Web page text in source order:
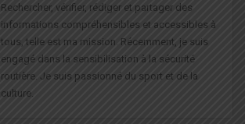
Rechercher, vérifier, rédiger et partager des
informations compréhensibles et accessibles à
tous, telle est ma mission. Récemment, je suis
engagé dans la sensibilisation à la sécurité
routière. Je suis passionné du sport et de la
culture.